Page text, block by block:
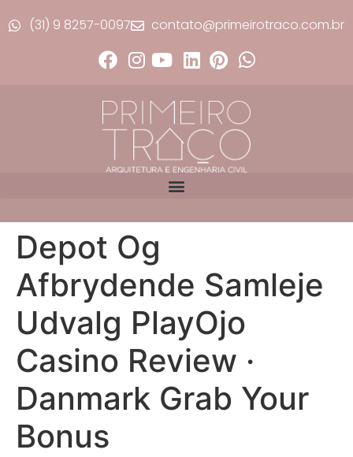
(31) 9 8257-0097 contato@primeirotraco.com.br
Depot Og
Afbrydende Samleje
Udvalg PlayOjo
Casino Review ·
Danmark Grab Your
Bonus